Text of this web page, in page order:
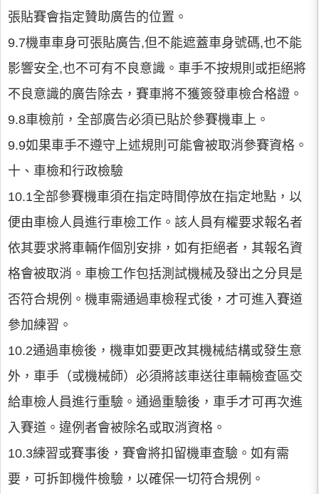
張貼賽會指定贊助廣告的位置。
9.7機車車身可張貼廣告,但不能遮蓋車身號碼,也不能
影響安全,也不可有不良意識。車手不按規則或拒絕將
不良意識的廣告除去，賽車將不獲簽發車檢合格證。
9.8車檢前，全部廣告必須已貼於參賽機車上。
9.9如果車手不遵守上述規則可能會被取消參賽資格。
十、車檢和行政檢驗
10.1全部參賽機車須在指定時間停放在指定地點，以
便由車檢人員進行車檢工作。該人員有權要求報名者
依其要求將車輛作個別安排，如有拒絕者，其報名資
格會被取消。車檢工作包括測試機械及發出之分貝是
否符合規例。機車需通過車檢程式後，才可進入賽道
參加練習。
10.2通過車檢後，機車如要更改其機械結構或發生意
外，車手（或機械師）必須將該車送往車輛檢查區交
給車檢人員進行重驗。通過重驗後，車手才可再次進
入賽道。違例者會被除名或取消資格。
10.3練習或賽事後，賽會將扣留機車查驗。如有需
要，可拆卸機件檢驗，以確保一切符合規例。